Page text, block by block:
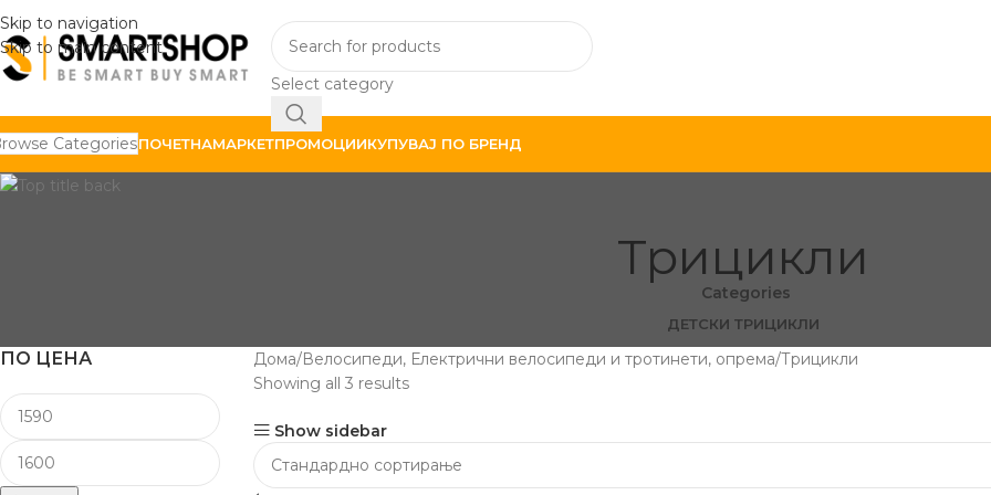
Skip to navigation
Skip to main content
Select category
CategoriesПОЧЕТНАМАРКЕТПРОМОЦИИКУПУВАЈ ПО БРЕНД
Трицикли
Categories
ДЕТСКИ ТРИЦИКЛИ
ПО ЦЕНА Дома Велосипеди, Електрични велосипеди и тротинети, опрема Трицикли
Showing all 3 results
Show sidebar